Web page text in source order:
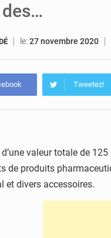
le:27 novembre 2020
Tweetez!
valeur totale de
de produits
et divers accessoires.